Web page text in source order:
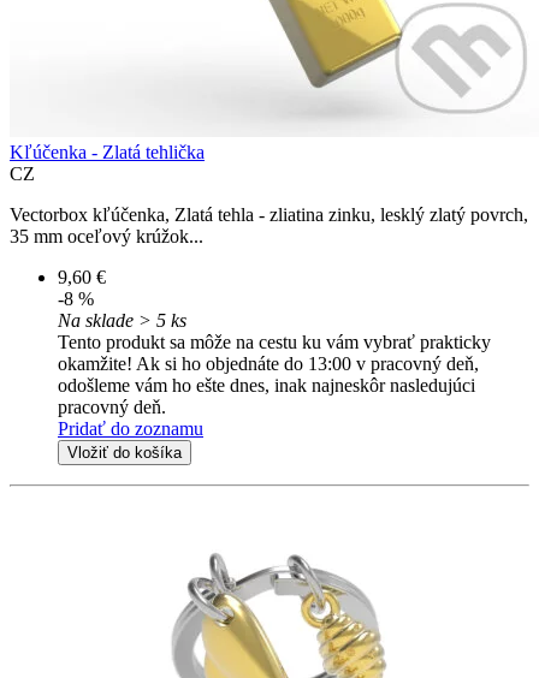
Kľúčenka - Zlatá tehlička
CZ
Vectorbox kľúčenka, Zlatá tehla - zliatina zinku, lesklý zlatý povrch,
35 mm oceľový krúžok...
9,60 €
-8 %
Na sklade > 5 ks
Tento produkt sa môže na cestu ku vám vybrať prakticky
okamžite! Ak si ho objednáte do 13:00 v pracovný deň,
odošleme vám ho ešte dnes, inak najneskôr nasledujúci
pracovný deň.
Pridať do zoznamu
Vložiť do košíka